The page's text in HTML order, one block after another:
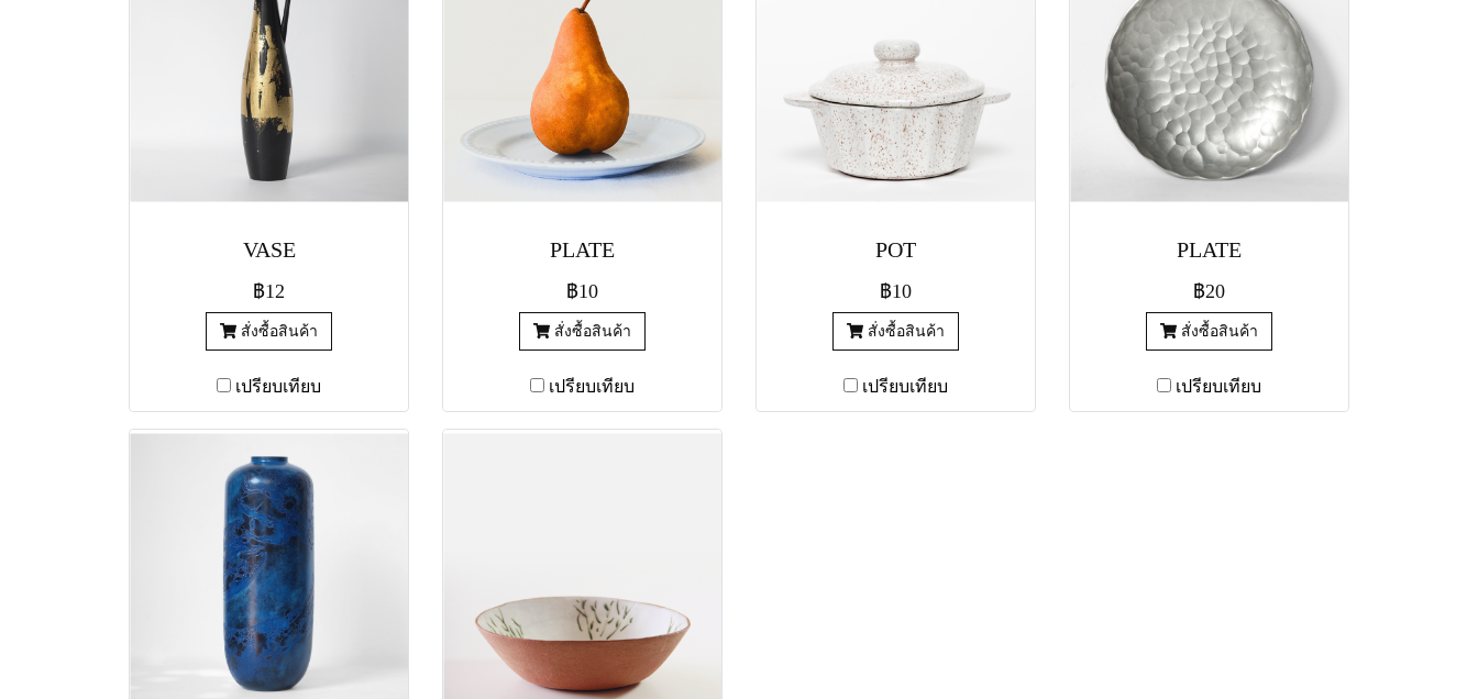
VASE
฿12
สั่งซื้อสินค้า
เปรียบเทียบ
PLATE
฿10
สั่งซื้อสินค้า
เปรียบเทียบ
POT
฿10
สั่งซื้อสินค้า
เปรียบเทียบ
PLATE
฿20
สั่งซื้อสินค้า
เปรียบเทียบ